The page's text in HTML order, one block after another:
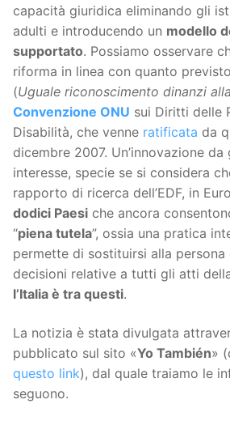
capacità giuridica eliminando gli
adulti e introducendo un modello
supportato. Possiamo osservare
riforma in linea con quanto
(Uguale riconoscimento dinanzi
Convenzione ONU sui Diritti delle
Disabilità, che venne ratificata da
dicembre 2007. Un’innovazione
interesse, specie se si considera
rapporto di ricerca dell’EDF, in
dodici Paesi che ancora
“piena tutela”, ossia una pratica
permette di sostituirsi alla
decisioni relative a tutti gli atti
l’Italia è tra questi.
La notizia è stata divulgata
pubblicato sul sito «Yo También»
questo link), dal quale traiamo le
seguono.